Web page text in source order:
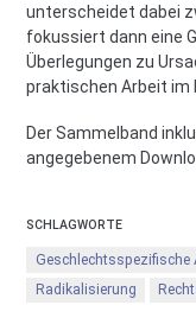
unterscheidet dabei
fokussiert dann eine
Überlegungen zu
praktischen Arbeit im
Der Sammelband
angegebenem
SCHLAGWORTE
Geschlechtsspezifische
Radikalisierung